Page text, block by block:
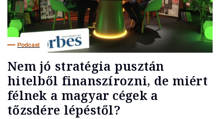
Podcast
Nem jó stratégia pusztán
hitelből finanszírozni, de miért
félnek a magyar cégek a
tőzsdére lépéstől?